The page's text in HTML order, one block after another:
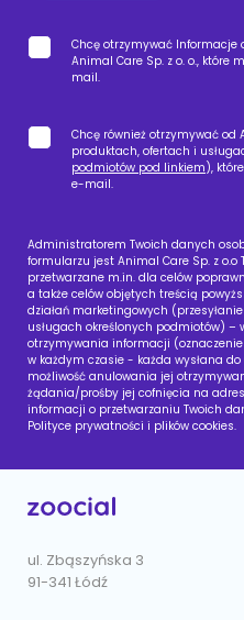
Chcę otrzymywać Informacje
Animal Care Sp. z o. o., które
mail.
Chcę również otrzymywać od
produktach, ofertach i
podmiotów pod linkiem),
e-mail.
Administratorem Twoich danych
formularzu jest Animal Care Sp. z o.o
przetwarzane m.in. dla celów
a także celów objętych treścią
działań marketingowych
usługach określonych podmiotów) –
otrzymywania informacji (oznaczenie
w każdym czasie - każda wysłana
możliwość anulowania jej
żądania/prośby jej cofnięcia na
informacji o przetwarzaniu Twoich
Polityce prywatności i plików cookies.
ul. Zbąszyńska 3
91-341 Łódź